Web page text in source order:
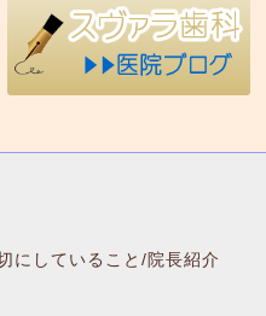
にしていること/院長紹介